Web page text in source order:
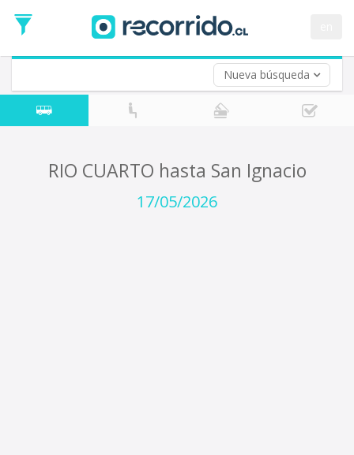
Nueva búsqueda
de
Ida
Vuelta (opcional)
Fecha
de
RIO CUARTO hasta San Ignacio
17/05/2026